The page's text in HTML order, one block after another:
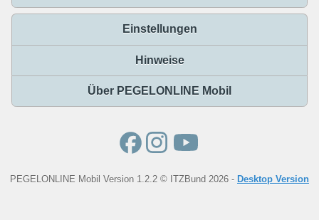
Einstellungen
Hinweise
Über PEGELONLINE Mobil
PEGELONLINE Mobil Version 1.2.2 © ITZBund 2026 - Desktop Version